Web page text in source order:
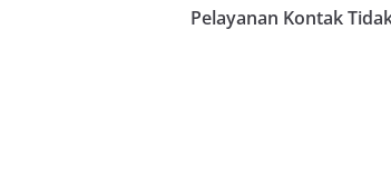
Pelayanan Kontak